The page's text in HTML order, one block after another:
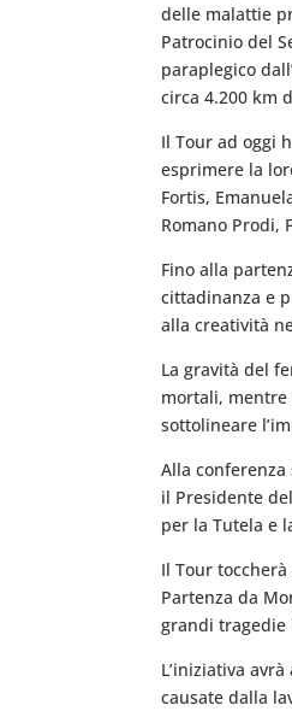
delle malattie
Patrocinio del
paraplegico
circa 4.200 km
Il Tour ad oggi
esprimere la
Fortis,
Romano Prodi,
Fino alla
cittadinanza e
alla creatività
La gravità del
mortali,
sottolineare
Alla
il Presidente
per la Tutela e
Il Tour
Partenza da
grandi tragedie
L’iniziativa
causate dalla